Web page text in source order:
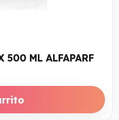
500 ML ALFAPARF